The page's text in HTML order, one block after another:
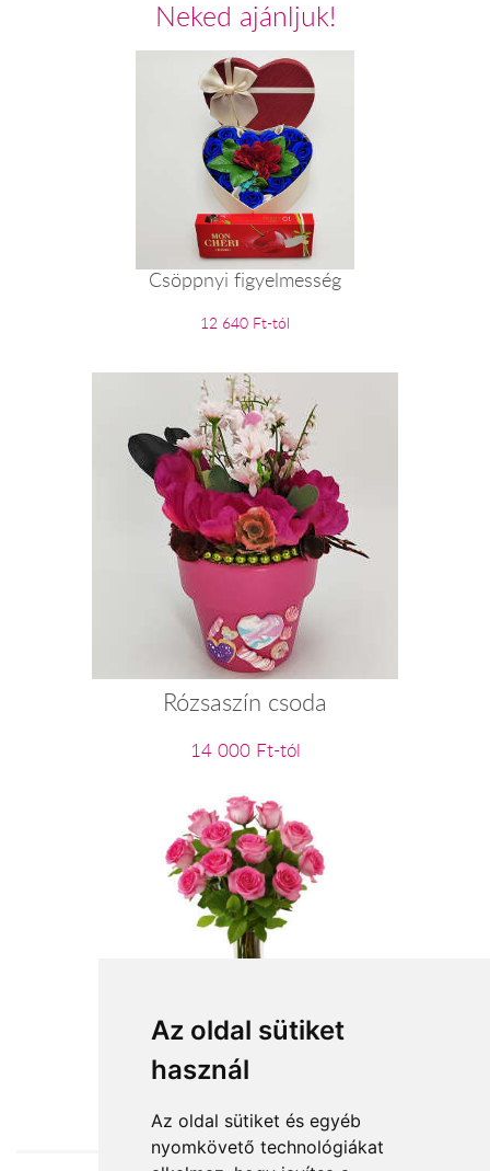
Az oldal sütiket
használ
Az oldal sütiket és egyéb
nyomkövető technológiákat
Neked ajánljuk!
Csöppnyi figyelmesség
12 640 Ft-tól
Rózsaszín csoda
14 000 Ft-tól
Szálas virágok: rózsaszín rózsa
3 880 Ft-tól